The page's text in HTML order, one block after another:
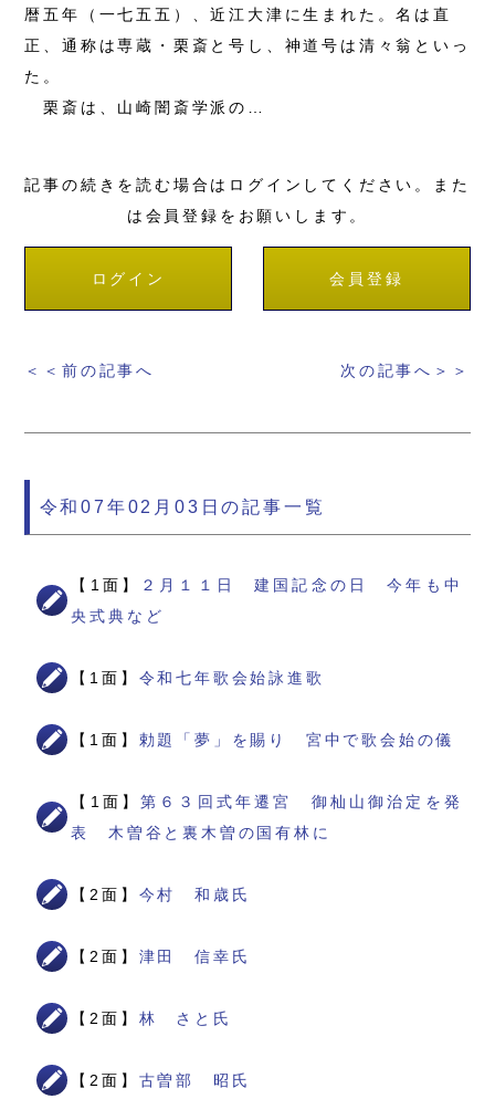
暦五年（一七五五）、近江大津に生まれた。名は直
正、通称は専蔵・栗斎と号し、神道号は清々翁といっ
た。
栗斎は、山崎闇斎学派の…
記事の続きを読む場合はログインしてください。また
は会員登録をお願いします。
ログイン 会員登録
＜＜前の記事へ 次の記事へ＞＞
令和07年02月03日の記事一覧
【1面】
２月１１日 建国記念の日 今年も中
央式典など
【1面】 令和七年歌会始詠進歌
【1面】 勅題「夢」を賜り 宮中で歌会始の儀
【1面】第６３回式年遷宮 御杣山御治定を発
表 木曽谷と裏木曽の国有林に
【2面】 今村 和歳氏
【2面】 津田 信幸氏
【2面】 林 さと氏
【2面】 古曽部 昭氏